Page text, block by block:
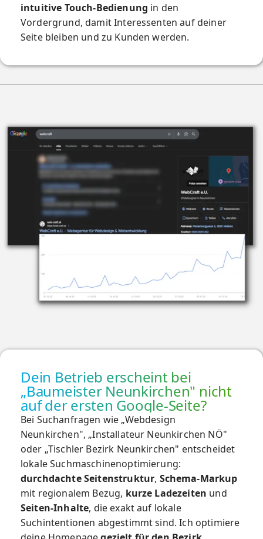
intuitive Touch-Bedienung in den
Vordergrund, damit Interessenten auf deiner
Seite bleiben und zu Kunden werden.
Dein Betrieb erscheint bei
„Baumeister Neunkirchen" nicht
auf der ersten Google-Seite?
Bei Suchanfragen wie „Webdesign
Neunkirchen", „Installateur Neunkirchen NÖ"
oder „Tischler Bezirk Neunkirchen" entscheidet
lokale Suchmaschinenoptimierung:
durchdachte Seitenstruktur, Schema-Markup
mit regionalem Bezug, kurze Ladezeiten und
Seiten-Inhalte, die exakt auf lokale
Suchintentionen abgestimmt sind. Ich optimiere